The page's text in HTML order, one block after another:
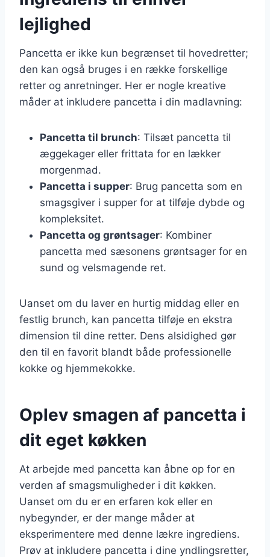
lejlighed
Pancetta er ikke kun begrænset til hovedretter;
den kan også bruges i en række forskellige
retter og anretninger. Her er nogle kreative
måder at inkludere pancetta i din madlavning:
Pancetta til brunch: Tilsæt pancetta til
æggekager eller frittata for en lækker
morgenmad.
Pancetta i supper: Brug pancetta som en
smagsgiver i supper for at tilføje dybde og
kompleksitet.
Pancetta og grøntsager: Kombiner
pancetta med sæsonens grøntsager for en
sund og velsmagende ret.
Uanset om du laver en hurtig middag eller en
festlig brunch, kan pancetta tilføje en ekstra
dimension til dine retter. Dens alsidighed gør
den til en favorit blandt både professionelle
kokke og hjemmekokke.
Oplev smagen af pancetta i
dit eget køkken
At arbejde med pancetta kan åbne op for en
verden af smagsmuligheder i dit køkken.
Uanset om du er en erfaren kok eller en
nybegynder, er der mange måder at
eksperimentere med denne lækre ingrediens.
Prøv at inkludere pancetta i dine yndlingsretter,